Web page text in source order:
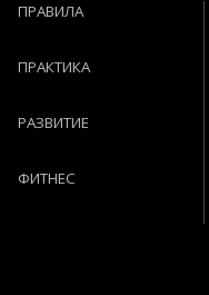
ПРАВИЛА
ПРАКТИКА
РАЗВИТИЕ
ФИТНЕС